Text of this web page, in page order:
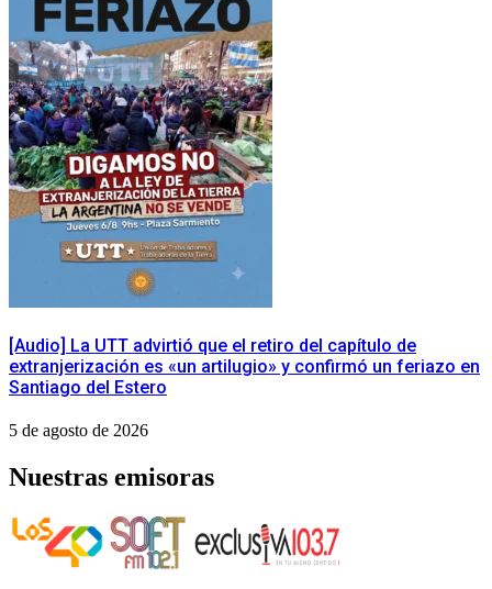
[Audio] La UTT advirtió que el retiro del capítulo de
extranjerización es «un artilugio» y confirmó un feriazo en
Santiago del Estero
5 de agosto de 2026
Nuestras emisoras